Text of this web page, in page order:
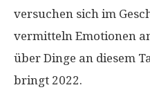
versuchen sich im
vermitteln Emotionen
über Dinge an diesem
bringt 2022.